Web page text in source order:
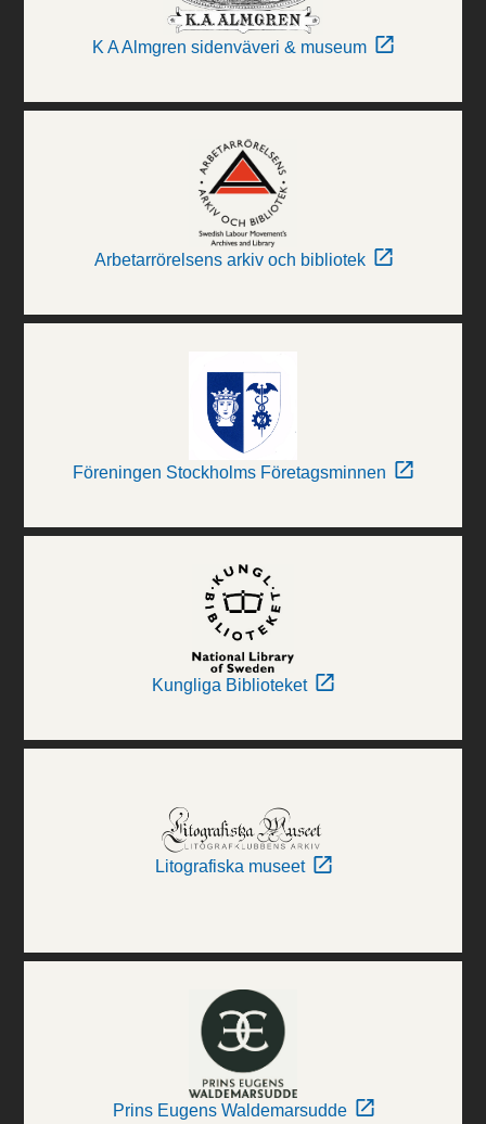
K A Almgren sidenväveri & museum
Arbetarrörelsens arkiv och bibliotek
Föreningen Stockholms Företagsminnen
Kungliga Biblioteket
Litografiska museet
Prins Eugens Waldemarsudde